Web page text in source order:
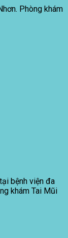
Phòng khám
bệnh viện đa
khám Tai Mũi